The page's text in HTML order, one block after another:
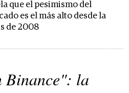
que el pesimismo del
es el más alto desde la
de 2008
Binance": la